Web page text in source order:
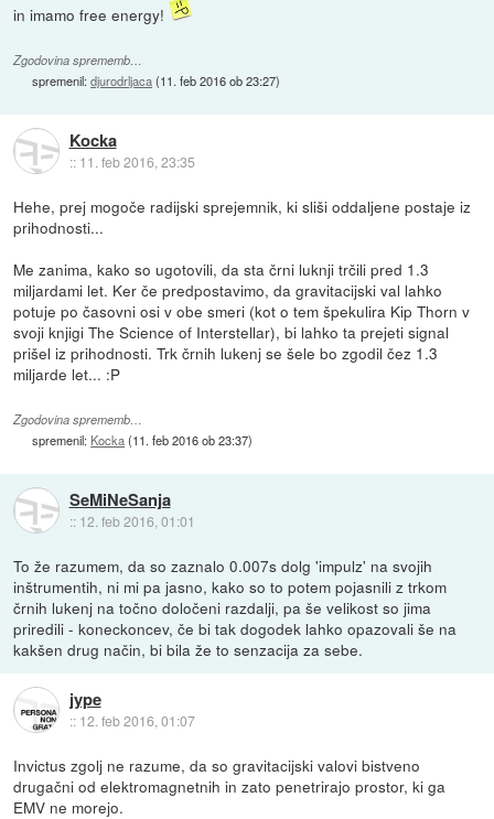
in imamo free energy!
Zgodovina sprememb…
spremenil:djurodrljaca(11. feb 2016 ob 23:27)
Kocka
:: 11. feb 2016, 23:35
Hehe, prej mogoče radijski sprejemnik, ki sliši oddaljene postaje iz
prihodnosti...
Me zanima, kako so ugotovili, da sta črni luknji trčili pred 1.3
miljardami let. Ker če predpostavimo, da gravitacijski val lahko
potuje po časovni osi v obe smeri (kot o tem špekulira Kip Thorn v
svoji knjigi The Science of Interstellar), bi lahko ta prejeti signal
prišel iz prihodnosti. Trk črnih lukenj se šele bo zgodil čez 1.3
miljarde let... :P
Zgodovina sprememb…
spremenil: Kocka(11. feb 2016 ob 23:37)
SeMiNeSanja
:: 12. feb 2016, 01:01
To že razumem, da so zaznalo 0.007s dolg 'impulz' na svojih
inštrumentih, ni mi pa jasno, kako so to potem pojasnili z trkom
črnih lukenj na točno določeni razdalji, pa še velikost so jima
priredili - koneckoncev, če bi tak dogodek lahko opazovali še na
kakšen drug način, bi bila že to senzacija za sebe.
jype
:: 12. feb 2016, 01:07
Invictus zgolj ne razume, da so gravitacijski valovi bistveno
drugačni od elektromagnetnih in zato penetrirajo prostor, ki ga
EMV ne morejo.